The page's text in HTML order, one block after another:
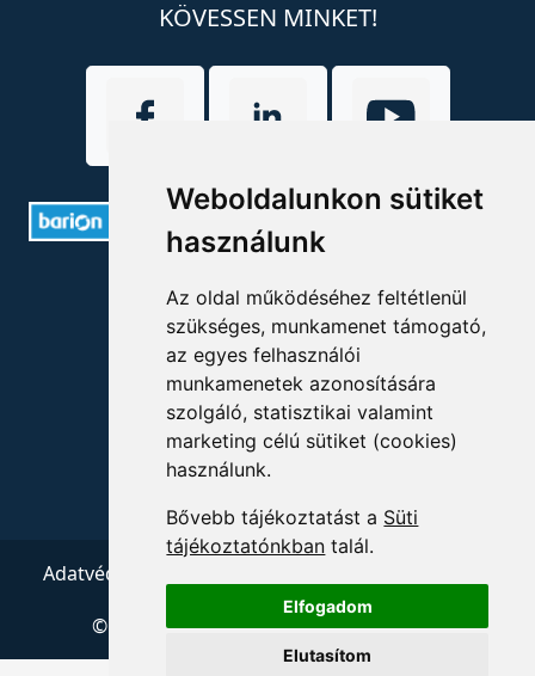
Weboldalunkon sütiket
használunk
Az oldal működéséhez feltétlenül
szükséges, munkamenet támogató,
az egyes felhasználói
munkamenetek azonosítására
szolgáló, statisztikai valamint
marketing célú sütiket (cookies)
használunk.
Bővebb tájékoztatást a Süti
tájékoztatónkban talál.
Elfogadom
Elutasítom
KÖVESSEN MINKET!
ELÉRHETŐSÉGEK
+36 1 880 7600
info@mprx.hu
Adatvédelem
© 2026 Copyright:Menedzserpraxis.hu